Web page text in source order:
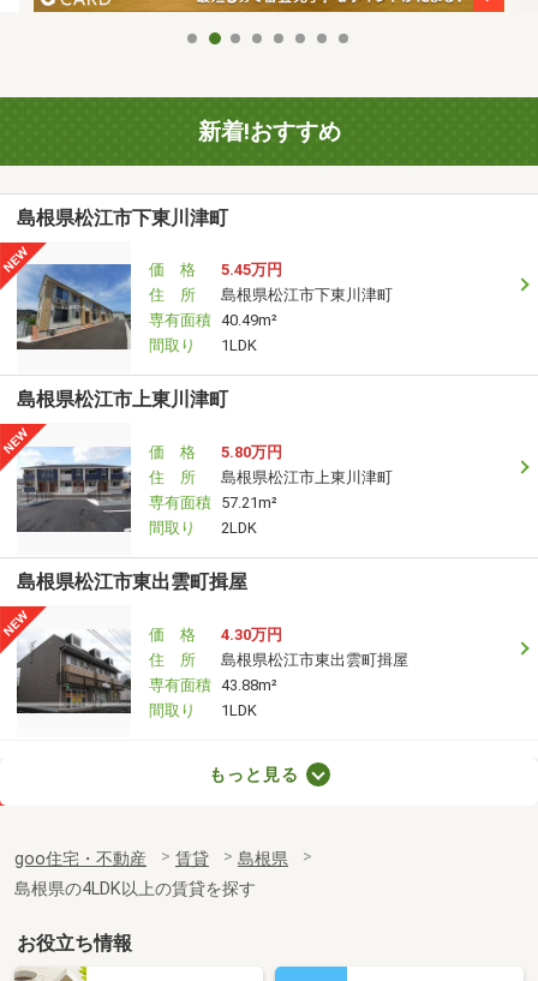
新着!おすすめ
島根県松江市下東川津町
価 格
5.45万円
住 所
島根県松江市下東川津町
専有面積 40.49m²
間取り
1LDK
島根県松江市上東川津町
価 格
5.80万円
住 所
島根県松江市上東川津町
専有面積 57.21m²
間取り
2LDK
島根県松江市東出雲町揖屋
価 格
4.30万円
住 所
島根県松江市東出雲町揖屋
専有面積 43.88m²
間取り
1LDK
専有面積
32.9m²
間取り
1K
島根県松江市東出雲町揖屋
もっと見る
goo住宅・不動産 賃貸
島根県
島根県の4LDK以上の賃貸を探す
お役立ち情報